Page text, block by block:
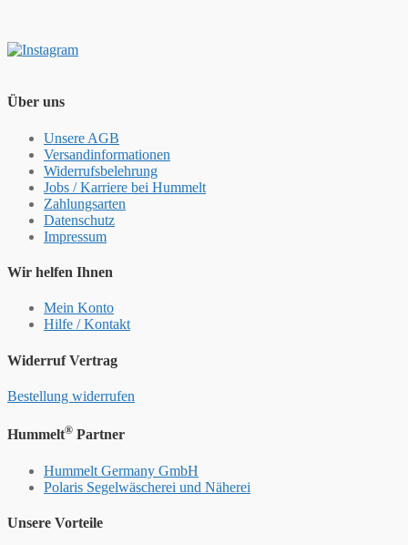
Über uns
Unsere AGB
Versandinformationen
Widerrufsbelehrung
Jobs / Karriere bei Hummelt
Zahlungsarten
Datenschutz
Impressum
Wir helfen Ihnen
Mein Konto
Hilfe / Kontakt
Widerruf Vertrag
Bestellung widerrufen
Hummelt® Partner
Hummelt Germany GmbH
Polaris Segelwäscherei und Näherei
Unsere Vorteile